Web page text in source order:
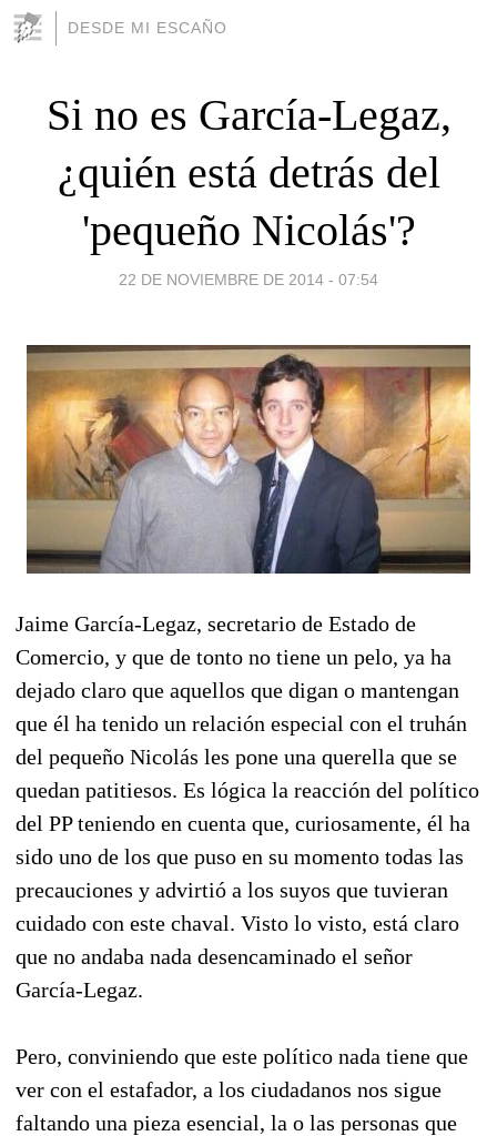
DESDE MI ESCAÑO
Si no es García-Legaz,
¿quién está detrás del
'pequeño Nicolás'?
22 DE NOVIEMBRE DE 2014 - 07:54
Jaime García-Legaz, secretario de Estado de
Comercio, y que de tonto no tiene un pelo, ya ha
dejado claro que aquellos que digan o mantengan
que él ha tenido un relación especial con el truhán
del pequeño Nicolás les pone una querella que se
quedan patitiesos. Es lógica la reacción del político
del PP teniendo en cuenta que, curiosamente, él ha
sido uno de los que puso en su momento todas las
precauciones y advirtió a los suyos que tuvieran
cuidado con este chaval. Visto lo visto, está claro
que no andaba nada desencaminado el señor
García-Legaz.
Pero, conviniendo que este político nada tiene que
ver con el estafador, a los ciudadanos nos sigue
faltando una pieza esencial, la o las personas que